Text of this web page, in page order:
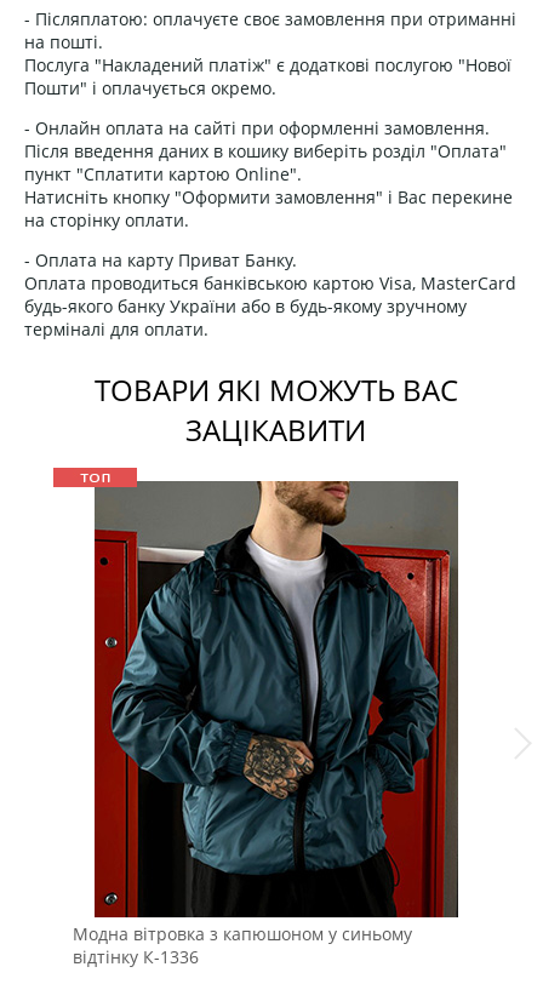
- Післяплатою: оплачуєте своє замовлення при отриманні
на пошті.
Послуга "Накладений платіж" є додаткові послугою "Нової
Пошти" і оплачується окремо.
- Онлайн оплата на сайті при оформленні замовлення.
Після введення даних в кошику виберіть розділ "Оплата"
пункт "Сплатити картою Online".
Натисніть кнопку "Оформити замовлення" і Вас перекине
на сторінку оплати.
- Оплата на карту Приват Банку.
Оплата проводиться банківською картою Visa, MasterCard
будь-якого банку України або в будь-якому зручному
терміналі для оплати.
ТОВАРИ ЯКІ МОЖУТЬ ВАС
ЗАЦІКАВИТИ
Модна вітровка з капюшоном у синьому
відтінку К-1336